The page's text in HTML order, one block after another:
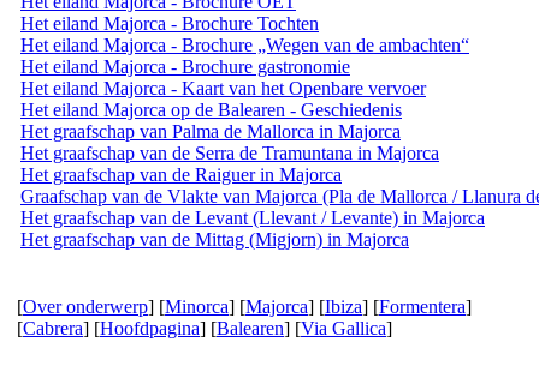
Het eiland Majorca - Brochure Tochten
Het eiland Majorca - Brochure „Wegen van de ambachten“
Het eiland Majorca - Brochure gastronomie
Het eiland Majorca - Kaart van het Openbare vervoer
Het eiland Majorca op de Balearen - Geschiedenis
Het graafschap van Palma de Mallorca in Majorca
Het graafschap van de Serra de Tramuntana in Majorca
Het graafschap van de Raiguer in Majorca
Graafschap van de Vlakte van Majorca (Pla de Mallorca / Llanura
Het graafschap van de Levant (Llevant / Levante) in Majorca
Het graafschap van de Mittag (Migjorn) in Majorca
[Over onderwerp] [Minorca] [Majorca] [Ibiza] [Formentera]
[Cabrera] [Hoofdpagina] [Balearen] [Via Gallica]